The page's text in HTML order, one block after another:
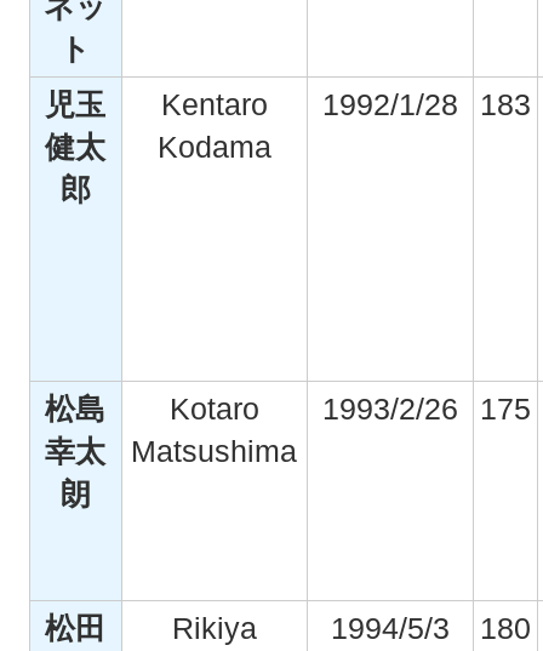
ト
児玉
健太
郎
Kentaro
Kodama
1992/1/28 183
松島
幸太
朗
Kotaro
Matsushima
1993/2/26 175
松田
Rikiya
1994/5/3 180